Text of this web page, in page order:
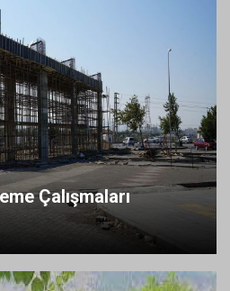
Çalışmaları